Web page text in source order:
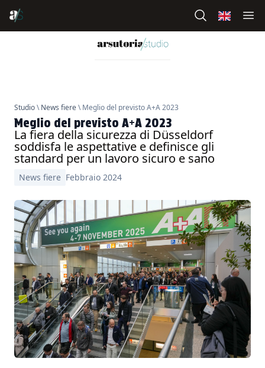
Studio\News fiere\ Meglio del previsto A+A 2023
Meglio del previsto A+A 2023
La fiera della sicurezza di Düsseldorf
soddisfa le aspettative e definisce gli
standard per un lavoro sicuro e sano
News fiere Febbraio 2024